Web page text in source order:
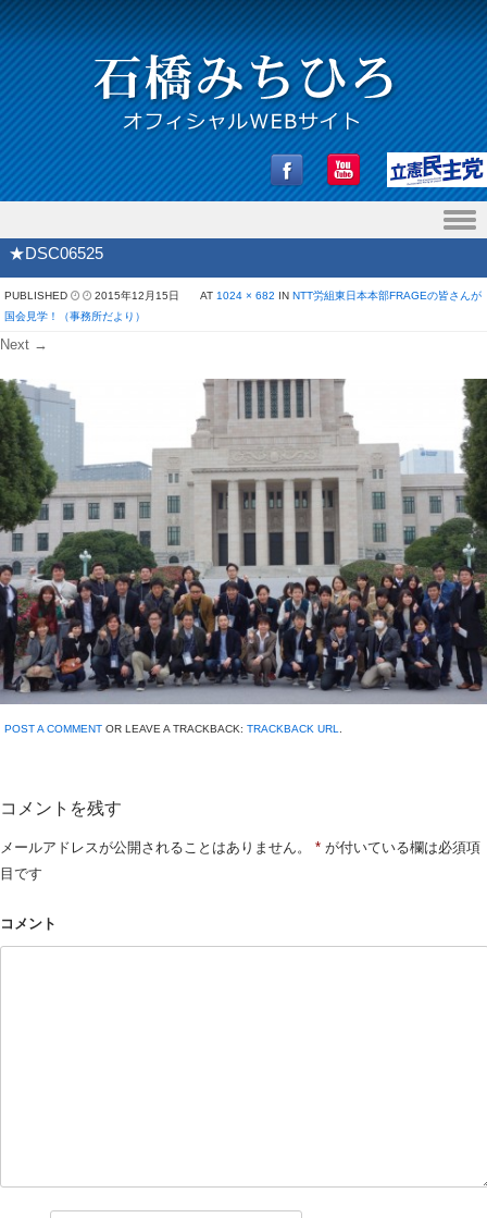
Skip to content
★DSC06525
PUBLISHED 2015年12月15日 AT 1024 × 682 IN NTT労組東日本本部FRAGEの皆さんが
国会見学！（事務所だより）
Next →
POST A COMMENT OR LEAVE A TRACKBACK: TRACKBACK URL
コメントを残す
メールアドレスが公開されることはありません。 * が付いている欄は必須項
目です
コメント